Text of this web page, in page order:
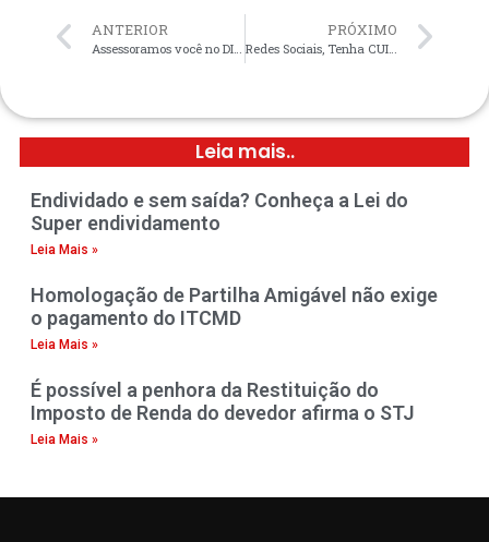
ANTERIOR
Assessoramos você no DIREITO DO CONSUMIDOR
PRÓXIMO
Redes Sociais, Tenha CUIDADO!
Leia mais..
Endividado e sem saída? Conheça a Lei do
Super endividamento
Leia Mais »
Homologação de Partilha Amigável não exige
o pagamento do ITCMD
Leia Mais »
É possível a penhora da Restituição do
Imposto de Renda do devedor afirma o STJ
Leia Mais »